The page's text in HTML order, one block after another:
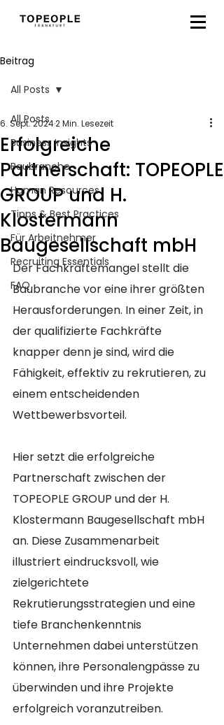
Beitrag
All Posts
Business Insights
Baubranche
Human Resources
Tipps & Best Practices
Für Arbeitnehmer
Recruiting Essentials
FAQ
All Posts
Erfolgreiche
Partnerschaft: TOPEOPLE
GROUP und H.
Klostermann
Baugesellschaft mbH
6. Sept. 20242 Min. Lesezeit
Der Fachkräftemangel stellt die
Baubranche vor eine ihrer größten
Herausforderungen. In einer Zeit, in
der qualifizierte Fachkräfte
knapper denn je sind, wird die
Fähigkeit, effektiv zu rekrutieren, zu
einem entscheidenden
Wettbewerbsvorteil.
Hier setzt die erfolgreiche
Partnerschaft zwischen der
TOPEOPLE GROUP und der H.
Klostermann Baugesellschaft mbH
an. Diese Zusammenarbeit
illustriert eindrucksvoll, wie
zielgerichtete
Rekrutierungsstrategien und eine
tiefe Branchenkenntnis
Unternehmen dabei unterstützen
können, ihre Personalengpässe zu
überwinden und ihre Projekte
erfolgreich voranzutreiben.